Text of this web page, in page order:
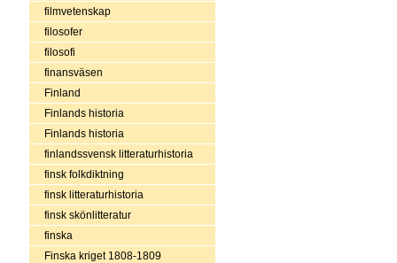
filmvetenskap
filosofer
filosofi
finansväsen
Finland
Finlands historia
Finlands historia
finlandssvensk litteraturhistoria
finsk folkdiktning
finsk litteraturhistoria
finsk skönlitteratur
finska
Finska kriget 1808-1809